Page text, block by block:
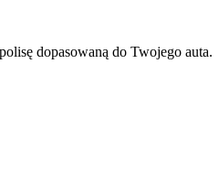
dopasowaną do Twojego auta.